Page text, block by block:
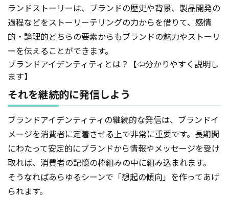
ランドストーリーは、ブランドの歴史や背景、製品開発の
過程などをストーリーテリングの力からを借りて、感情
的・論理的どちらの要素からもブランドの魅力やストーリ
ーを伝えることができます。
ブランドアイデンティティとは？【⇦分かりやすく説明し
ます】
それを継続的に発信しよう
ブランドアイデンティティの継続的な発信は、ブランドイ
メージを消費者に定着させる上で非常に重要です。長期間
にわたって安定的にブランドから情報やメッセージを受け
取れば、消費者の記憶の枠組みの中に組み込まれます。
そうなればあらゆるシーンで「想起の傾向」を作ってあげ
られます。